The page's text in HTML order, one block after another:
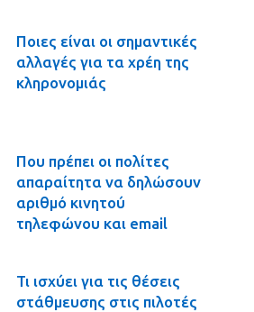
Ποιες είναι οι σημαντικές
αλλαγές για τα χρέη της
κληρονομιάς
Που πρέπει οι πολίτες
απαραίτητα να δηλώσουν
αριθμό κινητού
τηλεφώνου και email
Τι ισχύει για τις θέσεις
στάθμευσης στις πιλοτές